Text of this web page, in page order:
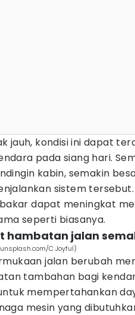
jauh, kondisi ini dapat
pada siang hari.
kabin, semakin
sistem
dapat meningkat
seperti biasanya.
hambatan jalan
C Joyful)
jalan berubah
tambahan bagi
mempertahankan
mesin yang